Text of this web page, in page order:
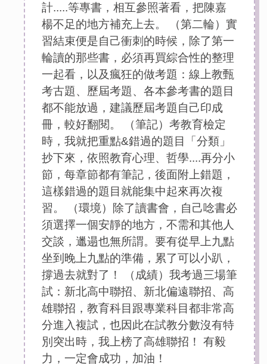
計.....等專書，相互參照著看，把陳嘉
楊不足的地方補充上去。 （第二輪）實
習結束便是自己衝刺的時候，除了第一
輪讀的那些書，必須再買綜合性的整理
一起看，以及瘋狂的做考題：線上教甄
考古題、歷屆考題、各本參考書的題目
都不能放過，建議歷屆考題自己印成
冊，較好翻閱。 （筆記）考教育檢定
時，我就把重點&錯過的題目「分類」
抄下來，依照教育心理、哲學....再分小
節，每章節都有筆記，後面附上錯題，
這樣錯過的題目就能集中起來再次複
習。 （環境）除了讀書會，自己唸書必
須選擇一個安靜的地方，不需和其他人
交談，邋遢也無所謂。要有從早上九點
坐到晚上九點的準備，累了可以小趴，
撐過去就對了！ （成績）我考過三場筆
試：新北高中聯招、新北偏遠聯招、高
雄聯招，教育科目跟專業科目都非常高
分進入複試，也因此在試教分數沒有特
別突出時，我上榜了高雄聯招！ 有毅
力，一定會成功，加油！